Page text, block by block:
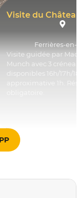
Visite du Château
Ferrières-en-
Visite guidée par
Munch avec 3 créneaux
disponibles 16h/17h/
approximative 1h.